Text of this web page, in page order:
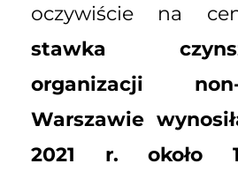
oczywiście na
stawka
organizacji
Warszawie
2021 r. około